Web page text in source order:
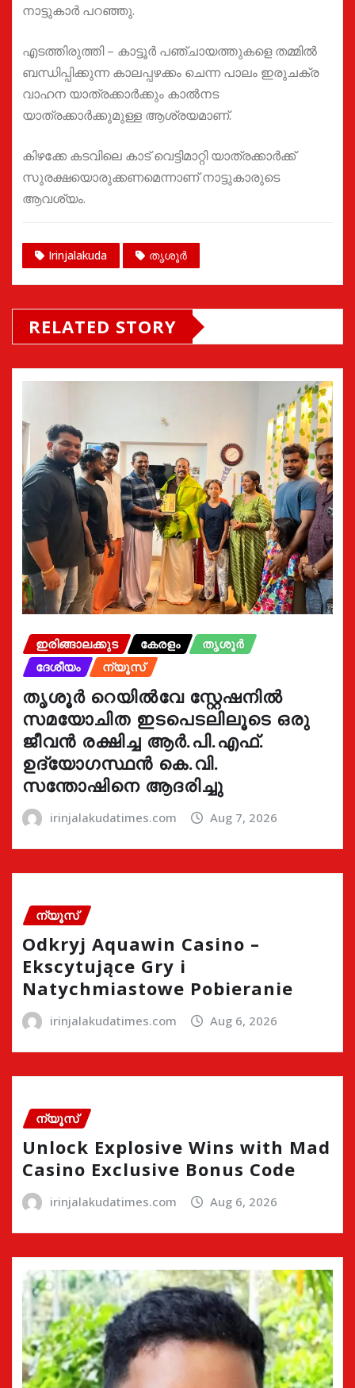
നാട്ടുകാർ പറഞ്ഞു.
എടത്തിരുത്തി – കാട്ടൂര്‍ പഞ്ചായത്തുകളെ തമ്മിൽ
ബന്ധിപ്പിക്കുന്ന കാലപ്പഴക്കം ചെന്ന പാലം ഇരുചക്ര
വാഹന യാത്രക്കാർക്കും കാൽനട
യാത്രക്കാർക്കുമുള്ള ആശ്രയമാണ്.
കിഴക്കേ കടവിലെ കാട് വെട്ടിമാറ്റി യാത്രക്കാര്‍ക്ക്
സുരക്ഷയൊരുക്കണമെന്നാണ് നാട്ടുകാരുടെ
ആവശ്യം.
Irinjalakuda തൃശൂർ
RELATED STORY
ഇരിങ്ങാലക്കുട കേരളം
തൃശൂർ
ദേശീയം
ന്യൂസ്
തൃശൂർ റെയിൽവേ സ്റ്റേഷനിൽ
സമയോചിത ഇടപെടലിലൂടെ ഒരു
ജീവൻ രക്ഷിച്ച ആർ.പി.എഫ്.
ഉദ്യോഗസ്ഥൻ കെ.വി.
സന്തോഷിനെ ആദരിച്ചു
irinjalakudatimes.com Aug 7, 2026
ന്യൂസ്
Odkryj Aquawin Casino –
Ekscytujące Gry i
Natychmiastowe Pobieranie
irinjalakudatimes.com Aug 6, 2026
ന്യൂസ്
Unlock Explosive Wins with Mad
Casino Exclusive Bonus Code
irinjalakudatimes.com Aug 6, 2026